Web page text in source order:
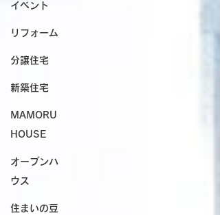
イベント
リフォーム
分譲住宅
新築住宅
MAMORU
HOUSE
オープンハ
ウス
住まいの豆